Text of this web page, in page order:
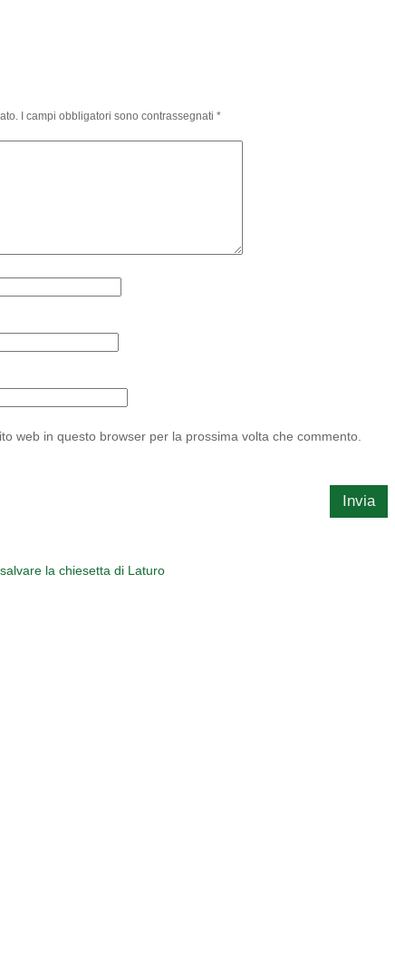
I campi obbligatori sono contrassegnati *
web in questo browser per la prossima volta che commento.
la chiesetta di Laturo